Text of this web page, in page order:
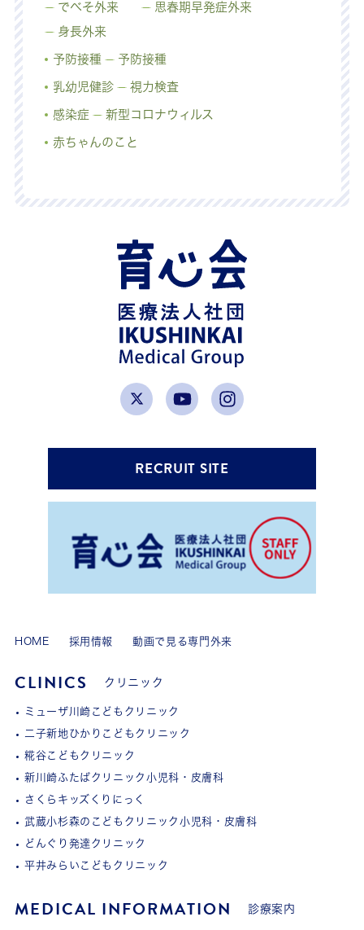
でべそ外来
思春期早発症外来
身長外来
予防接種 予防接種
乳幼児健診 視力検査
感染症 新型コロナウィルス
赤ちゃんのこと
RECRUIT SITE
HOME 採用情報 動画で見る専門外来
CLINICS クリニック
ミューザ川崎こどもクリニック
二子新地ひかりこどもクリニック
糀谷こどもクリニック
新川崎ふたばクリニック小児科・皮膚科
さくらキッズくりにっく
武蔵小杉森のこどもクリニック小児科・皮膚科
どんぐり発達クリニック
平井みらいこどもクリニック
MEDICAL INFORMATION 診療案内